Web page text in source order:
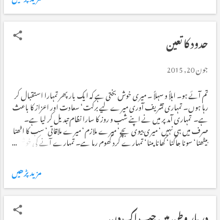
حدود کا تعین
جون 20, 2015
تم آئے ہو۔ اہلاً و سہلاً ۔ میری خوش بختی ہے کہ ایک بار پھر تمہارا استقبال کر
رہا ہوں۔ تمہاری تشریف آوری میرے لیے برکت‘ سعادت اور اعزاز کا باعث
ہے۔ تمہاری آمد پر میں نے اپنے شب و روز کا سارا نظام تبدیل کر لیا ہے۔
صرف میں ہی نہیں‘ میری بیوی بچے‘ میرے ملازم‘ میرے ملاقاتی‘ سب کا اٹھنا
بیٹھنا‘ سونا جاگنا‘ کھانا پینا‘ تمہارے گرد گھوم رہا ہے۔ تمہارے آنے کی خوشی
میں ہم صبح صادق سے پہلے اٹھ بیٹھتے ہیں۔ نوافل ادا کرتے ہیں پھر سحری
کھاتے ہیں۔ صبح کی نماز باجماعت ادا کرتے ہیں۔ پھر ہم سب گھر والے کلام
پاک کی تلاوت کرتے ہیں۔ میرا ایک بچہ تو اس قدر خوش الحانی سے مقدس
آیات کی تلاوت کرتا ہے کہ سننے والوں پر وجد کی کیفیت طاری ہو جاتی ہے۔
جب تک تمہارا قیام ہے‘ ہم اشراق اور چاشت کے نوافل بھی ادا کر رہے
ہیں۔ ظہر کے وقت میں اپنا کارخانہ بند کر دیتا ہوں۔ فیکٹری کی مسجد نمازیوں سے
مزید پڑھیں